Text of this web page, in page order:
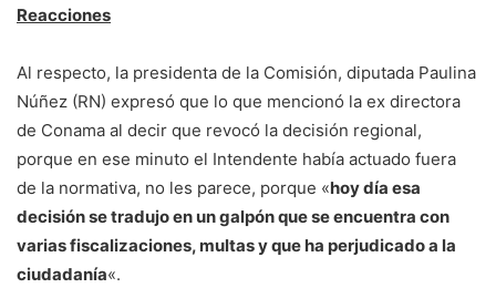
Reacciones
Al respecto, la presidenta de la Comisión, diputada Paulina
Núñez (RN) expresó que lo que mencionó la ex directora
de Conama al decir que revocó la decisión regional,
porque en ese minuto el Intendente había actuado fuera
de la normativa, no les parece, porque «hoy día esa
decisión se tradujo en un galpón que se encuentra con
varias fiscalizaciones, multas y que ha perjudicado a la
ciudadanía«.